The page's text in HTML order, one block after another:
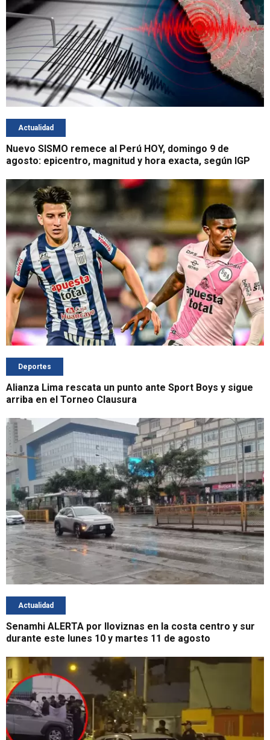
Actualidad
Nuevo SISMO remece al Perú HOY, domingo 9 de
agosto: epicentro, magnitud y hora exacta, según IGP
Deportes
Alianza Lima rescata un punto ante Sport Boys y sigue
arriba en el Torneo Clausura
Actualidad
Senamhi ALERTA por lloviznas en la costa centro y sur
durante este lunes 10 y martes 11 de agosto